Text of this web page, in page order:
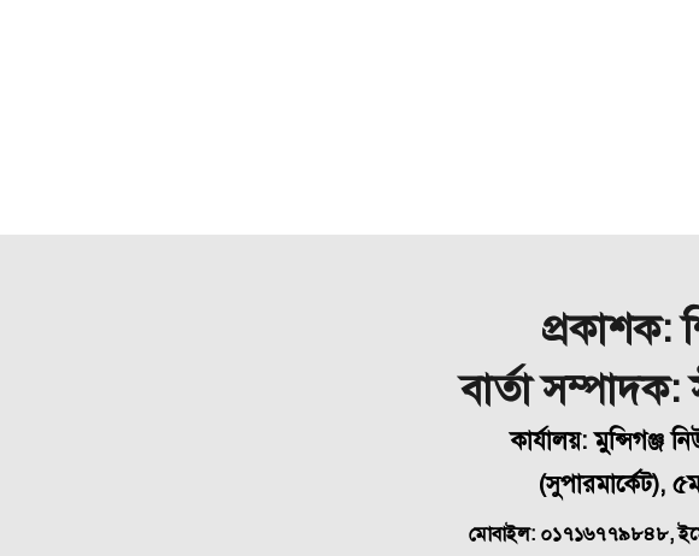
প্রকাশক:
বার্তা সম্পাদক:
কার্যালয়: মুন্সিগঞ্জ
(সুপারমার্কেট),
মোবাইল: ০১৭১৬৭৭৯৮৪৮,